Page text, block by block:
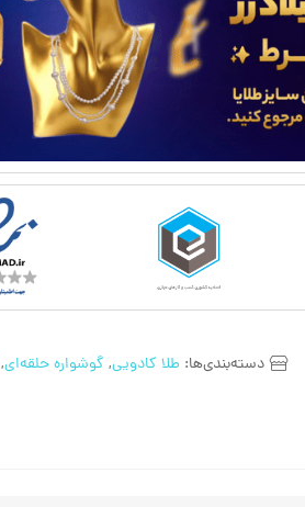
دسته‌بندی‌ها: طلا کادویی, گوشواره حلقه‌ای,